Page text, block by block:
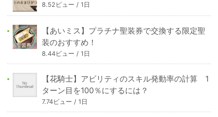
8.52ビュー / 1日
【あいミス】プラチナ聖装券で交換する限定聖
装のおすすめ！
8.44ビュー / 1日
【花騎士】アビリティのスキル発動率の計算 1
ターン目を100％にするには？
7.74ビュー / 1日